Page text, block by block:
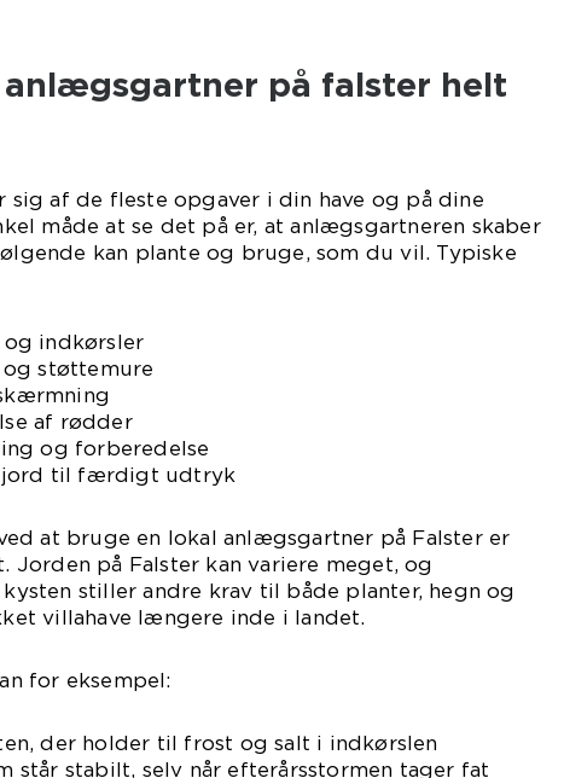
anlægsgartner på falster helt
sig af de fleste opgaver i din have og på dine
måde at se det på er, at anlægsgartneren skaber
kan plante og bruge, som du vil. Typiske
indkørsler
støttemure
af rødder
og forberedelse
jord til færdigt udtryk
at bruge en lokal anlægsgartner på Falster er
Jorden på Falster kan variere meget, og
stiller andre krav til både planter, hegn og
villahave længere inde i landet.
for eksempel:
der holder til frost og salt i indkørslen
står stabilt, selv når efterårsstormen tager fat